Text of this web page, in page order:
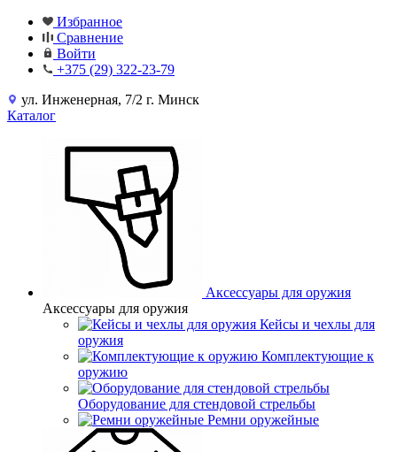
Избранное
Сравнение
Войти
+375 (29) 322-23-79
ул. Инженерная, 7/2 г. Минск
Каталог
Аксессуары для оружия
Аксессуары для оружия
Кейсы и чехлы для
оружия
Комплектующие к
оружию
Оборудование для стендовой стрельбы
Ремни оружейные